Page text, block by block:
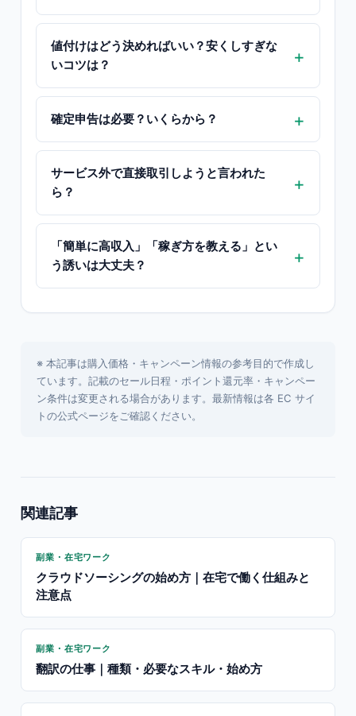
値付けはどう決めればいい？安くしすぎな
いコツは？
確定申告は必要？いくらから？
サービス外で直接取引しようと言われた
ら？
「簡単に高収入」「稼ぎ方を教える」とい
う誘いは大丈夫？
※ 本記事は購入価格・キャンペーン情報の参考目的で作成し
ています。記載のセール日程・ポイント還元率・キャンペー
ン条件は変更される場合があります。最新情報は各 EC サイ
トの公式ページをご確認ください。
関連記事
副業・在宅ワーク
クラウドソーシングの始め方｜在宅で働く仕組みと
注意点
副業・在宅ワーク
翻訳の仕事｜種類・必要なスキル・始め方